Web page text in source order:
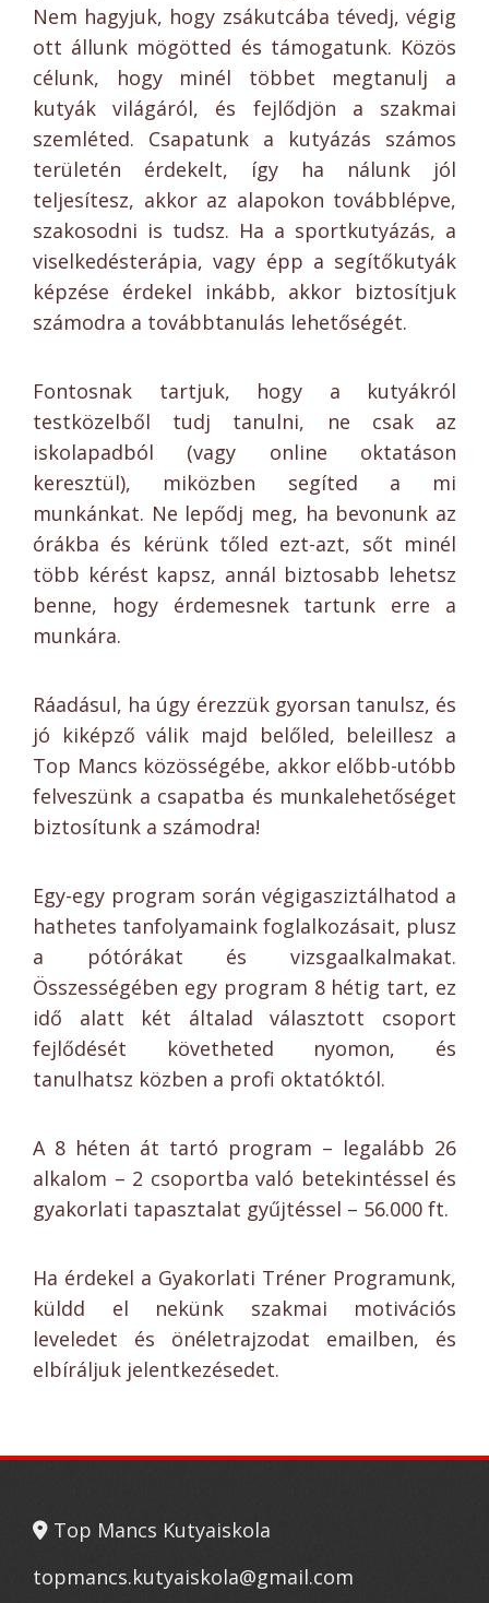
Nem hagyjuk, hogy zsákutcába tévedj, végig
ott állunk mögötted és támogatunk. Közös
célunk, hogy minél többet megtanulj a
kutyák világáról, és fejlődjön a szakmai
szemléted. Csapatunk a kutyázás számos
területén érdekelt, így ha nálunk jól
teljesítesz, akkor az alapokon továbblépve,
szakosodni is tudsz. Ha a sportkutyázás, a
viselkedésterápia, vagy épp a segítőkutyák
képzése érdekel inkább, akkor biztosítjuk
számodra a továbbtanulás lehetőségét.
Fontosnak tartjuk, hogy a kutyákról
testközelből tudj tanulni, ne csak az
iskolapadból (vagy online oktatáson
keresztül), miközben segíted a mi
munkánkat. Ne lepődj meg, ha bevonunk az
órákba és kérünk tőled ezt-azt, sőt minél
több kérést kapsz, annál biztosabb lehetsz
benne, hogy érdemesnek tartunk erre a
munkára.
Ráadásul, ha úgy érezzük gyorsan tanulsz, és
jó kiképző válik majd belőled, beleillesz a
Top Mancs közösségébe, akkor előbb-utóbb
felveszünk a csapatba és munkalehetőséget
biztosítunk a számodra!
Egy-egy program során végigasziztálhatod a
hathetes tanfolyamaink foglalkozásait, plusz
a pótórákat és vizsgaalkalmakat.
Összességében egy program 8 hétig tart, ez
idő alatt két általad választott csoport
fejlődését követheted nyomon, és
tanulhatsz közben a profi oktatóktól.
A 8 héten át tartó program – legalább 26
alkalom – 2 csoportba való betekintéssel és
gyakorlati tapasztalat gyűjtéssel – 56.000 ft.
Ha érdekel a Gyakorlati Tréner Programunk,
küldd el nekünk szakmai motivációs
leveledet és önéletrajzodat emailben, és
elbíráljuk jelentkezésedet.
Top Mancs Kutyaiskola
topmancs.kutyaiskola@gmail.com